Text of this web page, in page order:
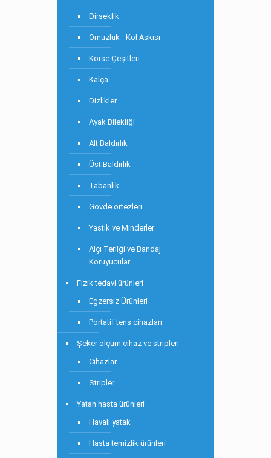
Dirseklik
Omuzluk - Kol Askısı
Korse Çeşitleri
Kalça
Dizlikler
Ayak Bilekliği
Alt Baldırlık
Üst Baldırlık
Tabanlık
Gövde ortezleri
Yastık ve Minderler
Alçı Terliği ve Bandaj
Koruyucular
Fizik tedavi ürünleri
Egzersiz Ürünleri
Portatif tens cihazları
Şeker ölçüm cihaz ve stripleri
Cihazlar
Stripler
Yatan hasta ürünleri
Havalı yatak
Hasta temizlik ürünleri